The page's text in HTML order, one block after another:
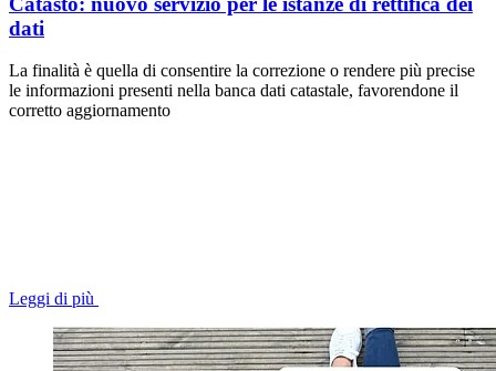
dati
La finalità è quella di consentire la correzione o rendere più precise
le informazioni presenti nella banca dati catastale, favorendone il
corretto aggiornamento
Leggi di più